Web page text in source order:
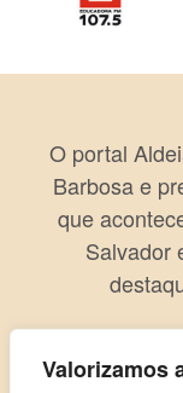
Valorizamos
O portal
Barbosa e
que
Salvador